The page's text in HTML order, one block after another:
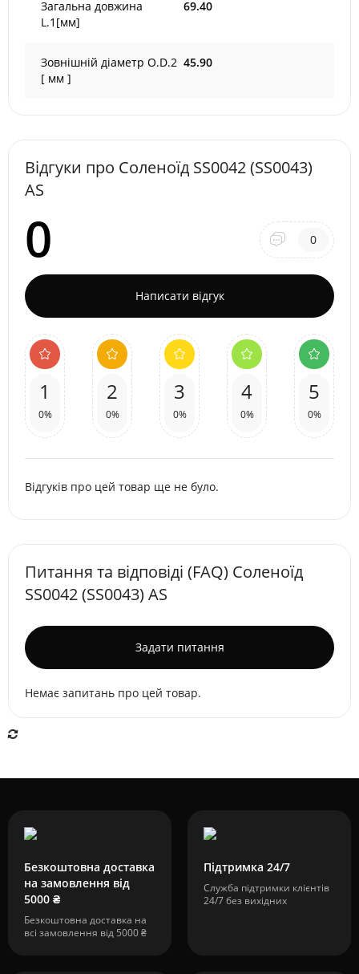
Загальна довжина
L.1[мм]
69.40
Зовнішній діаметр O.D.2
[ мм ]
45.90
Відгуки про Соленоїд SS0042 (SS0043)
AS
0 0
Написати відгук
1
0%
2
0%
3
0%
4
0%
5
0%
Відгуків про цей товар ще не було.
Питання та відповіді (FAQ) Соленоїд
SS0042 (SS0043) AS
Задати питання
Немає запитань про цей товар.
Безкоштовна доставка
на замовлення від
5000 ₴
Безкоштовна доставка на
всі замовлення від 5000 ₴
Підтримка 24/7
Служба підтримки клієнтів
24/7 без вихідних